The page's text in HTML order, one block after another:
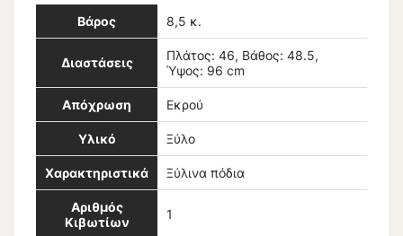
Βάρος 8,5 κ.
Διαστάσεις
Πλάτος: 46, Βάθος: 48.5,
Ύψος: 96 cm
Απόχρωση Εκρού
Υλικό Ξύλο
Χαρακτηριστικά Ξύλινα πόδια
Αριθμός
Κιβωτίων
1